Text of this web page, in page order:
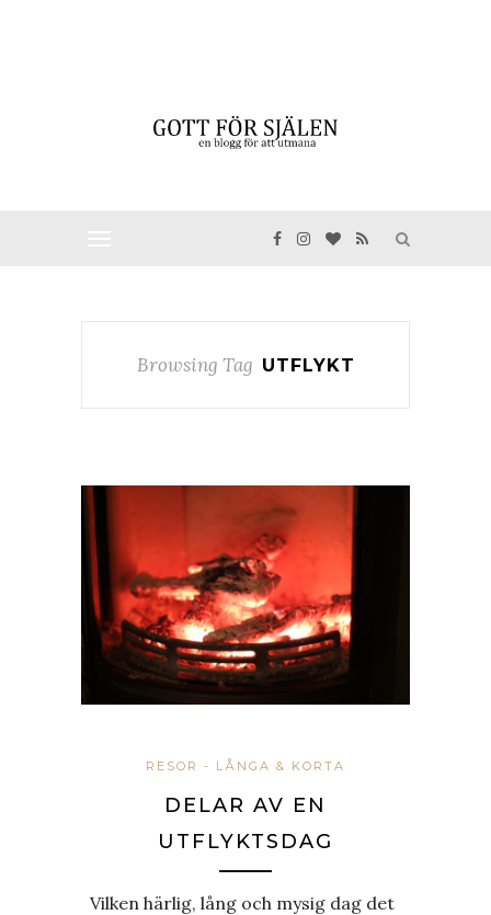
Browsing Tag UTFLYKT
RESOR - LÅNGA & KORTA
DELAR AV EN
UTFLYKTSDAG
Vilken härlig, lång och mysig dag det